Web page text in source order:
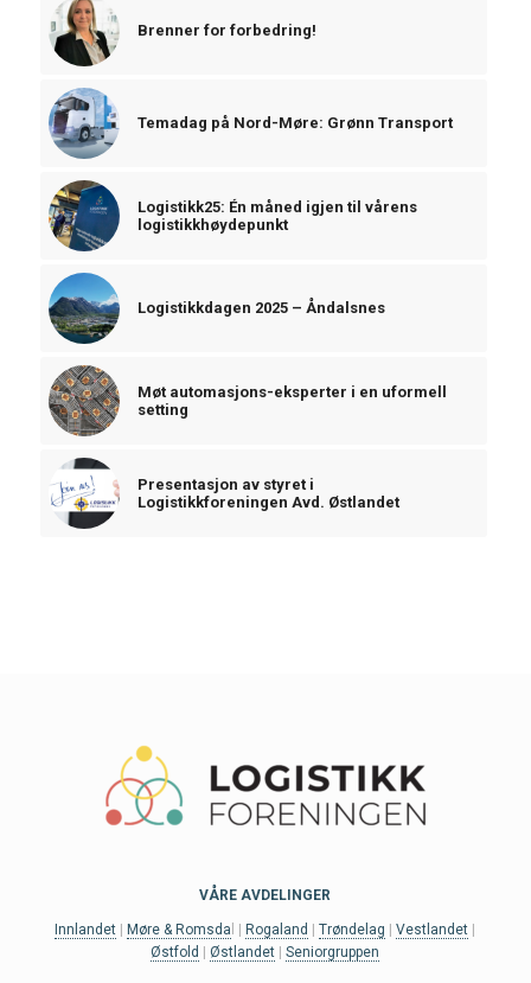
Brenner for forbedring!
Temadag på Nord-Møre: Grønn Transport
Logistikk25: Én måned igjen til vårens
logistikkhøydepunkt
Logistikkdagen 2025 – Åndalsnes
Møt automasjons-eksperter i en uformell
setting
Presentasjon av styret i
Logistikkforeningen Avd. Østlandet
VÅRE AVDELINGER
Innlandet Møre & Romsda Rogaland |Trøndelag |Vestlandet
Østfold
|Østlandet |Seniorgruppen